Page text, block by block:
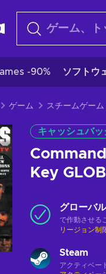
-90% ソフトウ
ゲーム スチームゲーム
キャッシュバッ
Key
グローバル
で作動させる
リージョン制
Steam
アクティベー